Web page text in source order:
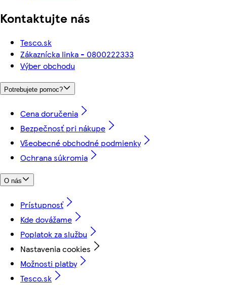
Kontaktujte nás
Tesco.sk
Zákaznícka linka - 0800222333
Výber obchodu
Potrebujete pomoc?
Cena doručenia
Bezpečnosť pri nákupe
Všeobecné obchodné podmienky
Ochrana súkromia
O nás
Prístupnosť
Kde dovážame
Poplatok za službu
Nastavenia cookies
Možnosti platby
Tesco.sk